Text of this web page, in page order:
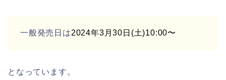
一般発売日は2024年3月30日(土)10:00〜
となっています。